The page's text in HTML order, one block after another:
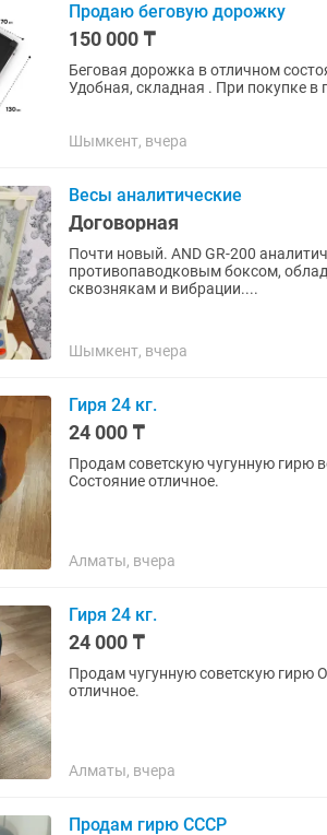
Продаю беговую дорожку
150 000 ₸
Беговая дорожка в отличном
Удобная, складная . При покупке в
Шымкент, вчера
Весы аналитические
Договорная
Почти новый. AND GR-200 аналитические весы 1 класса точности с внутренней калибровкой и
противопаводковым боксом,
сквознякам и вибрации....
Шымкент, вчера
Гиря 24 кг.
24 000 ₸
Продам советскую чугунную гирю
Состояние отличное.
Алматы, вчера
Гиря 24 кг.
24 000 ₸
Продам чугунную советскую гирю
отличное.
Алматы, вчера
Продам гирю СССР